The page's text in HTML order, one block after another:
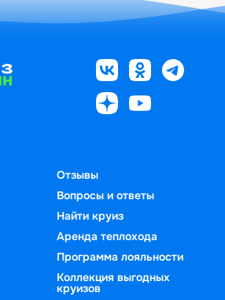
Отзывы
Вопросы и ответы
Найти круиз
Аренда теплохода
Программа лояльности
Коллекция выгодных
круизов